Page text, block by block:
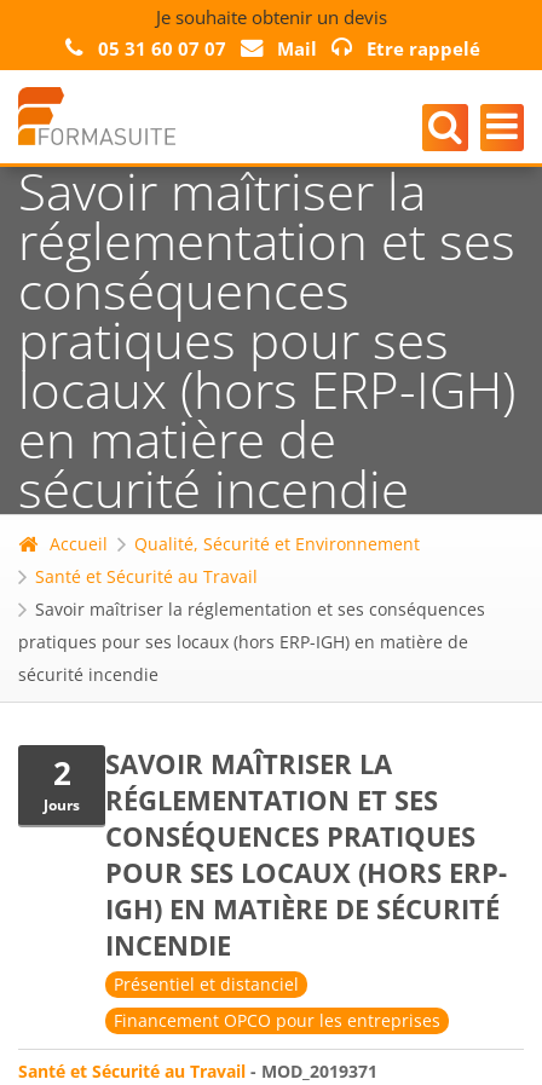
Je souhaite obtenir un devis
05 31 60 07 07
Mail Etre rappelé
Savoir maîtriser la
réglementation et ses
conséquences
pratiques pour ses
locaux (hors ERP-IGH)
en matière de
sécurité incendie
Accueil
Qualité, Sécurité et Environnement
Santé et Sécurité au Travail
Savoir maîtriser la réglementation et ses conséquences
pratiques pour ses locaux (hors ERP-IGH) en matière de
sécurité incendie
2
Jours
SAVOIR MAÎTRISER LA
RÉGLEMENTATION ET SES
CONSÉQUENCES PRATIQUES
POUR SES LOCAUX (HORS ERP-
IGH) EN MATIÈRE DE SÉCURITÉ
INCENDIE
Présentiel et distanciel
Financement OPCO pour les entreprises
Santé et Sécurité au Travail - MOD_2019371